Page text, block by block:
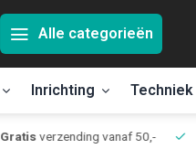
Alle categorieën
Inrichting Techniek
Gratisverzending vanaf 50,-